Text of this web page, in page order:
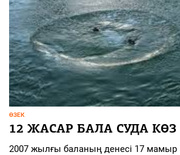
ӨЗЕК
12 ЖАСАР БАЛА СУДА
2007 жылғы баланың денесі 17 мамыр